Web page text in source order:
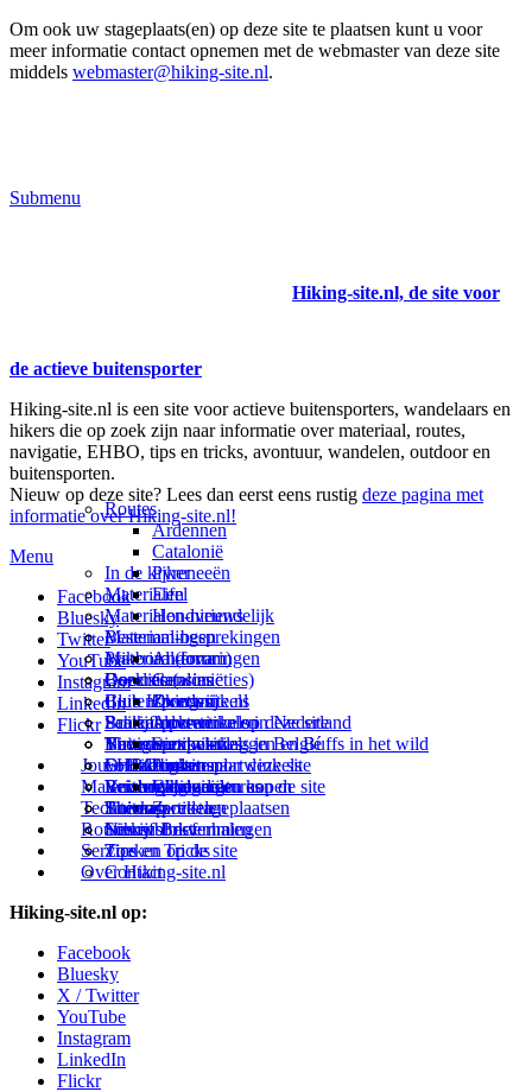
Om ook uw stageplaats(en) op deze site te plaatsen kunt u voor
meer informatie contact opnemen met de webmaster van deze site
middels webmaster@hiking-site.nl.
Submenu
Hiking-site.nl, de site voor
de actieve buitensporter
Hiking-site.nl is een site voor actieve buitensporters, wandelaars en
hikers die op zoek zijn naar informatie over materiaal, routes,
navigatie, EHBO, tips en tricks, avontuur, wandelen, outdoor en
buitensporten.
Nieuw op deze site? Lees dan eerst eens rustig deze pagina met
informatie over Hiking-site.nl!
Menu
Facebook
Bluesky
Twitter
YouTube
Instagram
LinkedIn
Flickr
Jouw Hiking-site.nl
Prikbord (forum)
Goodies (winacties)
Club Hiking-site.nl
Schrijfblok-artikelen
Virtuele exposities
Fotoalbums
Materialen: kiezen en kopen
In de kijker
Materialen
Materialen-nieuws
Materiaal-besprekingen
Materiaal-ervaringen
Boekrecensies
Buitensportwinkels
Buitensportwinkels in Nederland
Buitensportwinkels in Belgié
Online buitensportwinkels
Reisboekhandels
Technieken
Navigatie
EHBO
Verzorging
Thema-artikelen
Routes en Bestemmingen
Routes
Ardennen
Catalonië
Pyreneeën
Eifel
Hondvriendelijk
Bestemmingen
Andorra
Catalonië
Zweden
Paalkamperen
Thema-artikelen
Andorra
Catalonië
Zweden
Schrijfblokverhalen
Service
Buitensportvacatures
Buitensportstageplaatsen
Links
Tips en Tricks
Over Hiking-site.nl
Deze site
Over mij
Adverteren op deze site
Summit-vlaggen en Buffs in het wild
Linken naar deze site
Wijzigingen aan de site
Sitemap
Nieuwsbrief
Zoeken op de site
Contact
Hiking-site.nl op:
Facebook
Bluesky
X / Twitter
YouTube
Instagram
LinkedIn
Flickr